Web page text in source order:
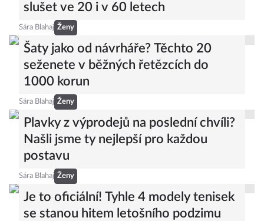
slušet ve 20 i v 60 letech
Sára Blahaj Ženy
Šaty jako od návrháře? Těchto 20
seženete v běžných řetězcích do
1000 korun
Sára Blahaj Ženy
Plavky z výprodejů na poslední chvíli?
Našli jsme ty nejlepší pro každou
postavu
Sára Blahaj Ženy
Je to oficiální! Tyhle 4 modely tenisek
se stanou hitem letošního podzimu